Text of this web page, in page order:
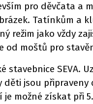
pro děvčata a
Tatínkům a
režim jako vždy
od moštů pro
SEVA.
děti jsou
možné získat při 5.